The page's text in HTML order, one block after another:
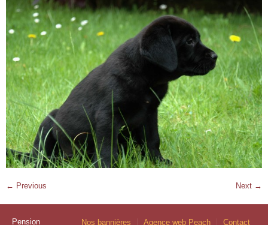
← Previous Next →
Nos bannières Agence web Peach Contact
Pension